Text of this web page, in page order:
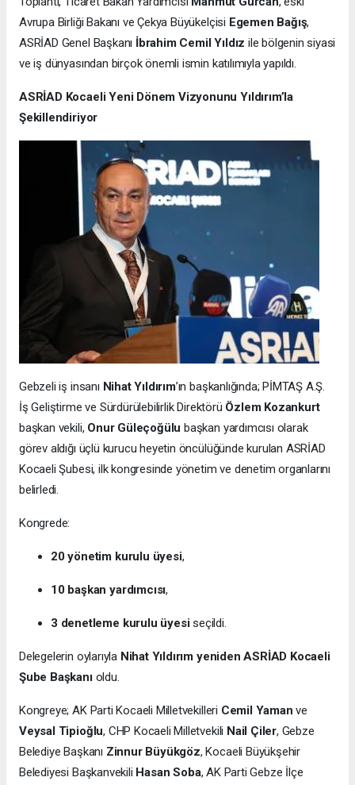
Avrupa Birliği Bakanı ve Çekya Büyükelçisi Egemen Bağış,
ASRİAD Genel Başkanı İbrahim Cemil Yıldız ile bölgenin siyasi
ve iş dünyasından birçok önemli ismin katılımıyla yapıldı.
ASRİAD Kocaeli Yeni Dönem Vizyonunu Yıldırım’la
Şekillendiriyor
Gebzeli iş insanı Nihat Yıldırım’ın başkanlığında; PİMTAŞ A.Ş.
İş Geliştirme ve Sürdürülebilirlik Direktörü Özlem Kozankurt
başkan vekili, Onur Güleçoğülu başkan yardımcısı olarak
görev aldığı üçlü kurucu heyetin öncülüğünde kurulan ASRİAD
Kocaeli Şubesi, ilk kongresinde yönetim ve denetim organlarını
belirledi.
Kongrede:
20 yönetim kurulu üyesi,
10 başkan yardımcısı,
3 denetleme kurulu üyesiseçildi.
Delegelerin oylarıyla Nihat Yıldırım yeniden ASRİAD Kocaeli
Şube Başkanıoldu.
Kongreye; AK Parti Kocaeli Milletvekilleri Cemil Yaman ve
Veysal Tipioğlu, CHP Kocaeli Milletvekili Nail Çiler, Gebze
Belediye Başkanı Zinnur Büyükgöz, Kocaeli Büyükşehir
Belediyesi Başkanvekili Hasan Soba, AK Parti Gebze İlçe